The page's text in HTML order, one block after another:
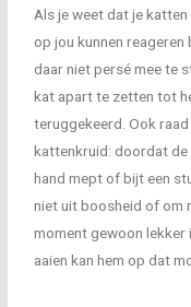
Als je weet dat je
op jou kunnen
daar niet persé mee te
kat apart te zetten tot
teruggekeerd. Ook
kattenkruid: doordat de
hand mept of bijt een
niet uit boosheid of om
moment gewoon lekker
aaien kan hem op dat